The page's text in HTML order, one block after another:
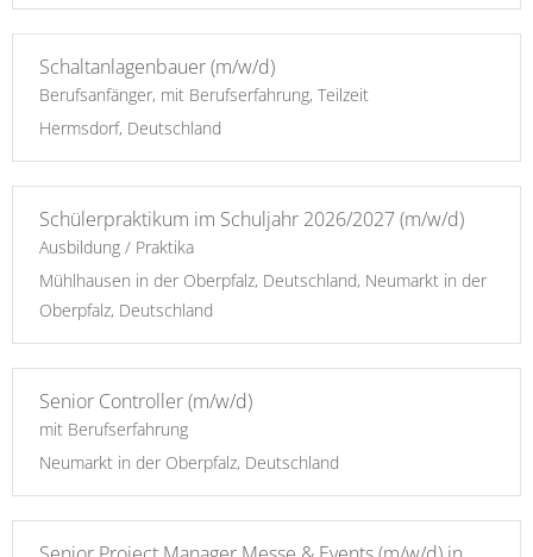
Schaltanlagenbauer (m/w/d)
Berufsanfänger, mit Berufserfahrung, Teilzeit
Hermsdorf, Deutschland
Schülerpraktikum im Schuljahr 2026/2027 (m/w/d)
Ausbildung / Praktika
Mühlhausen in der Oberpfalz, Deutschland, Neumarkt in der
Oberpfalz, Deutschland
Senior Controller (m/w/d)
mit Berufserfahrung
Neumarkt in der Oberpfalz, Deutschland